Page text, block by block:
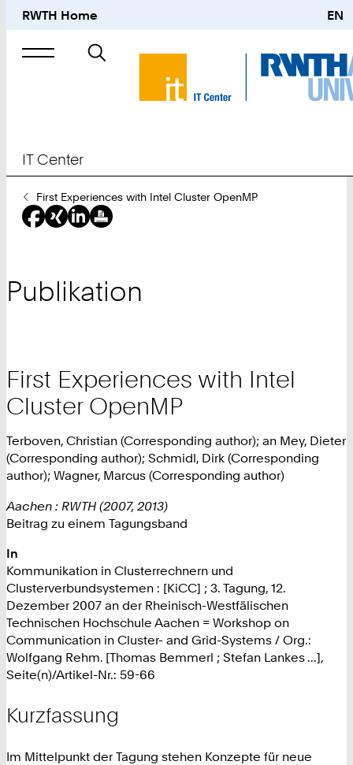
RWTH Home EN
Suche
nach
IT Center
Sie
sind
hier:
First Experiences with Intel Cluster OpenMP
Publikation
First Experiences with Intel
Cluster OpenMP
Terboven, Christian (Corresponding author); an Mey, Dieter
(Corresponding author); Schmidl, Dirk (Corresponding
author); Wagner, Marcus (Corresponding author)
Aachen : RWTH (2007, 2013)
Beitrag zu einem Tagungsband
In
Kommunikation in Clusterrechnern und
Clusterverbundsystemen : [KiCC] ; 3. Tagung, 12.
Dezember 2007 an der Rheinisch-Westfälischen
Technischen Hochschule Aachen = Workshop on
Communication in Cluster- and Grid-Systems / Org.:
Wolfgang Rehm. [Thomas Bemmerl ; Stefan Lankes ...],
Seite(n)/Artikel-Nr.: 59-66
Kurzfassung
Im Mittelpunkt der Tagung stehen Konzepte für neue